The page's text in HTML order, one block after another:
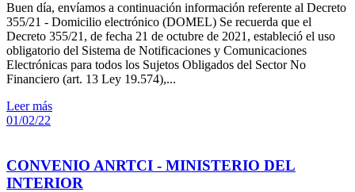
Buen día, envíamos a continuación información referente al Decreto
355/21 - Domicilio electrónico (DOMEL) Se recuerda que el
Decreto 355/21, de fecha 21 de octubre de 2021, estableció el uso
obligatorio del Sistema de Notificaciones y Comunicaciones
Electrónicas para todos los Sujetos Obligados del Sector No
Financiero (art. 13 Ley 19.574),...
Leer más
01/02/22
CONVENIO ANRTCI - MINISTERIO DEL
INTERIOR